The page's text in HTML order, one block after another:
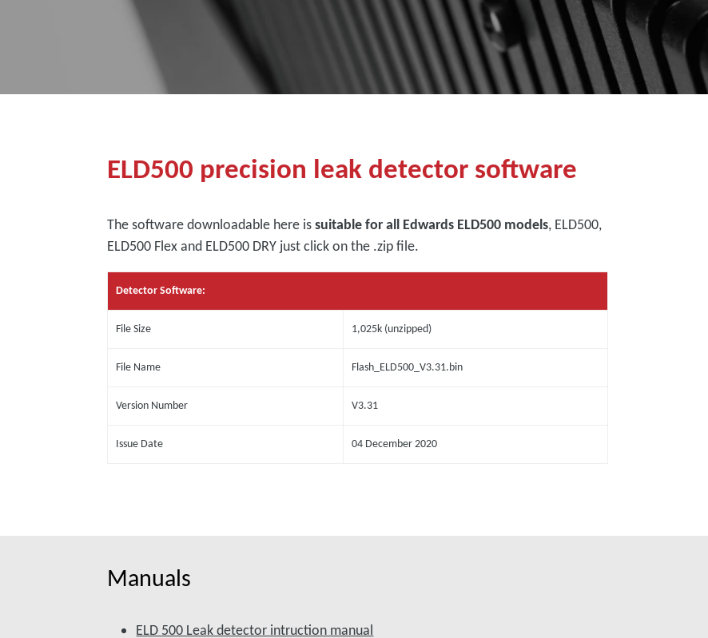
ELD500 precision leak detector software
The software downloadable here issuitable for all Edwards ELD500 models, ELD500,
ELD500 Flex and ELD500 DRY just click on the .zip file.
Detector Software:
File Size 1,025k (unzipped)
File Name Flash_ELD500_V3.31.bin
Version Number V3.31
Issue Date 04 December 2020
Manuals
ELD 500 Leak detector intruction manual